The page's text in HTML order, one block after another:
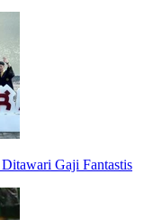
Gaji Fantastis